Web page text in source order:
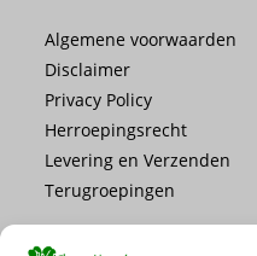
Algemene voorwaarden
Disclaimer
Privacy Policy
Herroepingsrecht
Levering en Verzenden
Terugroepingen